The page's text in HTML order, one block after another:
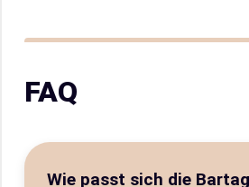
FAQ
Wie passt sich die